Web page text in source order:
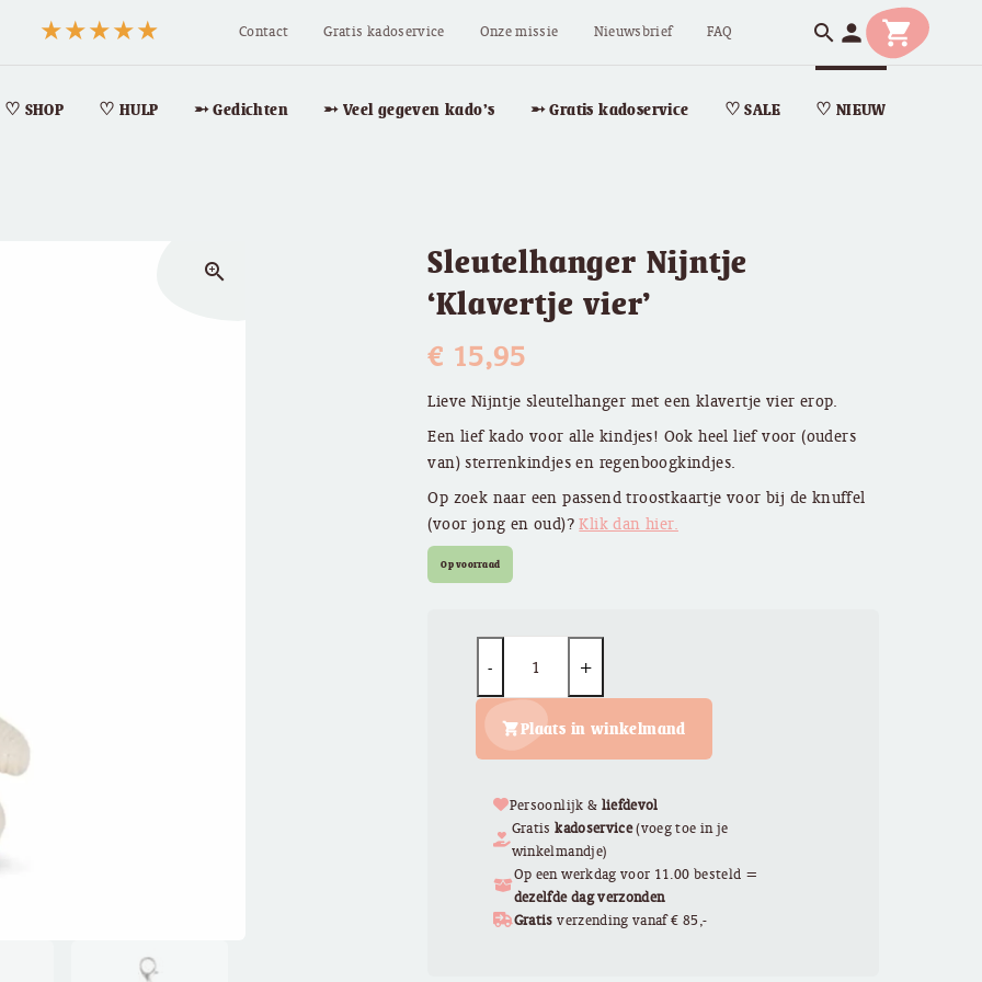
Contact Gratis kadoservice Onze missie Nieuwsbrief FAQ search person shopping_cart
♡ SHOP ♡ HULP ➵ Gedichten ➵ Veel gegeven kado’s ➵ Gratis kadoservice ♡ SALE ♡ NIEUW
zoom_in
Sleutelhanger Nijntje
‘Klavertje vier’
€ 15,95
Lieve Nijntje sleutelhanger met een klavertje vier erop.
Een lief kado voor alle kindjes! Ook heel lief voor (ouders
van) sterrenkindjes en regenboogkindjes.
Op zoek naar een passend troostkaartje voor bij de knuffel
(voor jong en oud)?Klik dan hier.
Op voorraad
Plaats in winkelmand
Persoonlijk & liefdevol
Gratiskadoservice(voeg toe in je
winkelmandje)
Op een werkdag voor 11.00 besteld =
dezelfde dag verzonden
Gratis verzending vanaf € 85,-